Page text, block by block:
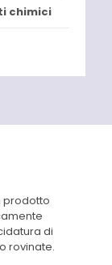
chimici
prodotto
di
rovinate.